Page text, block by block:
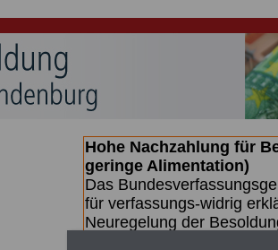
Hohe Nachzahlung für
geringe Alimentation)
Das
für verfassungs-widrig
Neuregelung der